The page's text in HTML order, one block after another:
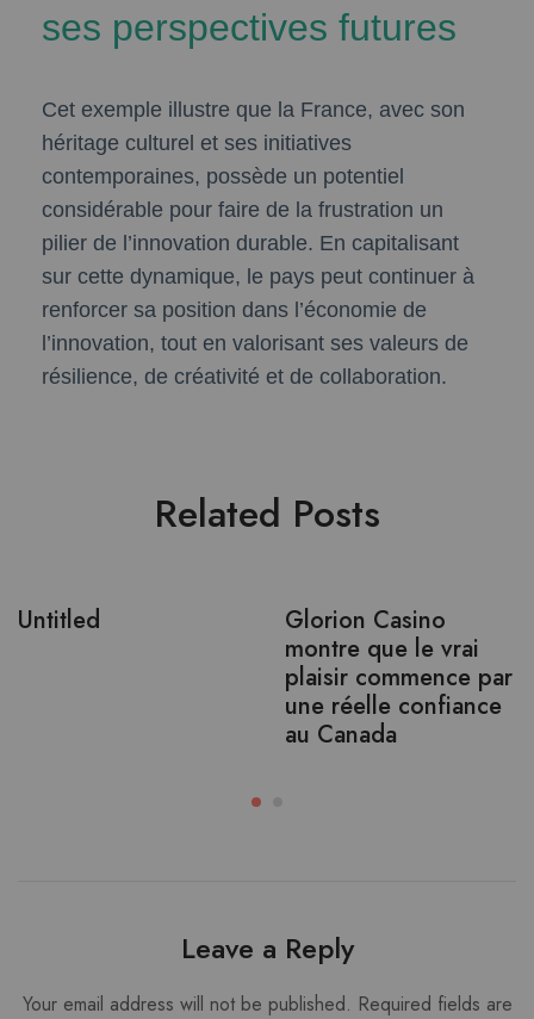
ses perspectives futures
Cet exemple illustre que la France, avec son
héritage culturel et ses initiatives
contemporaines, possède un potentiel
considérable pour faire de la frustration un
pilier de l’innovation durable. En capitalisant
sur cette dynamique, le pays peut continuer à
renforcer sa position dans l’économie de
l’innovation, tout en valorisant ses valeurs de
résilience, de créativité et de collaboration.
Related Posts
Untitled
Glorion Casino
montre que le vrai
plaisir commence par
une réelle confiance
au Canada
Leave a Reply
Your email address will not be published. Required fields are